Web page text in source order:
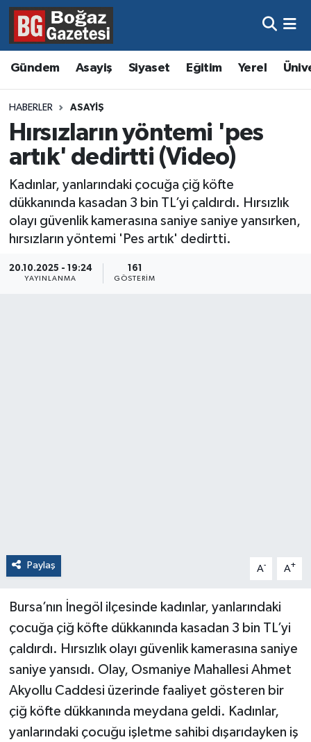
Gündem Asayiş Siyaset Eğitim Yerel
HABERLER ASAYIŞ
Hırsızların yöntemi 'pes
artık' dedirtti (Video)
Kadınlar, yanlarındaki çocuğa çiğ köfte
dükkanında kasadan 3 bin TL’yi çaldırdı. Hırsızlık
olayı güvenlik kamerasına saniye saniye yansırken,
hırsızların yöntemi 'Pes artık' dedirtti.
20.10.2025 - 19:24
YAYINLANMA
161
GÖSTERIM
Paylaş A- A+
Bursa’nın İnegöl ilçesinde kadınlar, yanlarındaki
çocuğa çiğ köfte dükkanında kasadan 3 bin TL’yi
çaldırdı. Hırsızlık olayı güvenlik kamerasına saniye
saniye yansıdı. Olay, Osmaniye Mahallesi Ahmet
Akyollu Caddesi üzerinde faaliyet gösteren bir
çiğ köfte dükkanında meydana geldi. Kadınlar,
yanlarındaki çocuğu işletme sahibi dışarıdayken iş
Asayiş
Eğitim
Ekonomi
Gündem
Kültür ve Sanat
Magazin
Resmi İlanlar
Hava Durumu
Trafik Durumu
Süper Lig Puan Durumu ve Fikstür
Tüm Manşetler
Son Dakika Haberleri
Haber Arşivi